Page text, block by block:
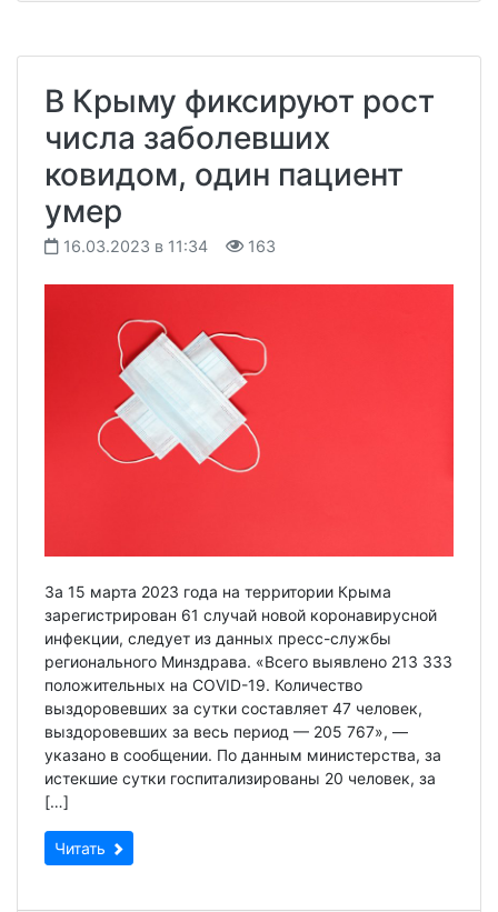
В Крыму фиксируют рост
числа заболевших
ковидом, один пациент
умер
16.03.2023 в 11:34 163
За 15 марта 2023 года на территории Крыма
зарегистрирован 61 случай новой коронавирусной
инфекции, следует из данных пресс-службы
регионального Минздрава. «Всего выявлено 213 333
положительных на COVID-19. Количество
выздоровевших за сутки составляет 47 человек,
выздоровевших за весь период — 205 767», —
указано в сообщении. По данным министерства, за
истекшие сутки госпитализированы 20 человек, за
[…]
Читать